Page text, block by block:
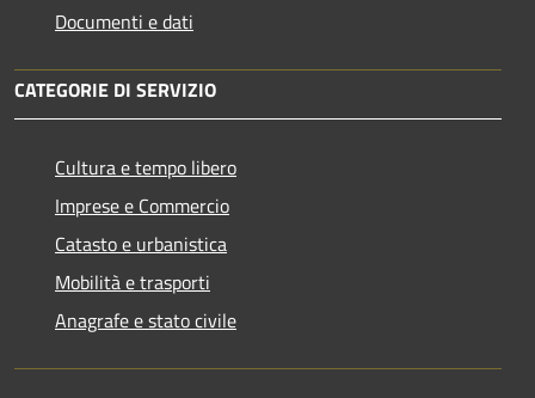
Documenti e dati
CATEGORIE DI SERVIZIO
Cultura e tempo libero
Imprese e Commercio
Catasto e urbanistica
Mobilità e trasporti
Anagrafe e stato civile